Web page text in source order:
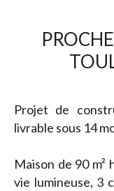
Projet de
livrable sous 14
Maison de 90 m²
vie lumineuse, 3